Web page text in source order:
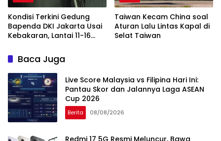
Kondisi Terkini Gedung
Bapenda DKI Jakarta Usai
Kebakaran, Lantai 11-16
Taiwan Kecam China soal
Aturan Lalu Lintas Kapal di
Selat Taiwan
Baca Juga
Live Score Malaysia vs Filipina Hari Ini:
Pantau Skor dan Jalannya Laga ASEAN
Cup 2026
Berita 08/08/2026